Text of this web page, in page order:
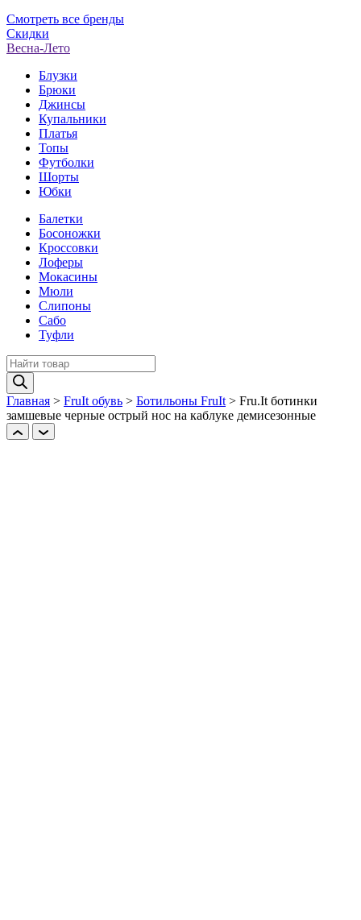
Смотреть все бренды
Скидки
Весна-Лето
Блузки
Брюки
Джинсы
Купальники
Платья
Топы
Футболки
Шорты
Юбки
Балетки
Босоножки
Кроссовки
Лоферы
Мокасины
Мюли
Слипоны
Сабо
Туфли
Поиск
товаров
Главная > FruIt обувь > Ботильоны FruIt > Fru.It ботинки
замшевые черные острый нос на каблуке демисезонные